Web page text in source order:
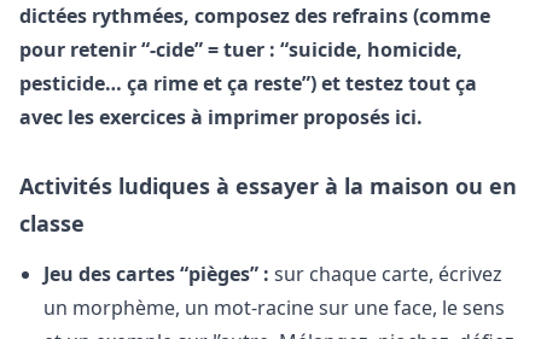
dictées rythmées, composez des refrains (comme
pour retenir “-cide” = tuer : “suicide, homicide,
pesticide… ça rime et ça reste”) et testez tout ça
avec les exercices à imprimer proposés ici.
Activités ludiques à essayer à la maison ou en
classe
Jeu des cartes “pièges” : sur chaque carte, écrivez
un morphème, un mot-racine sur une face, le sens